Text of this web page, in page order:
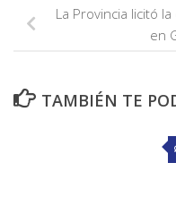
La Provincia licitó
en
TAMBIÉN TE